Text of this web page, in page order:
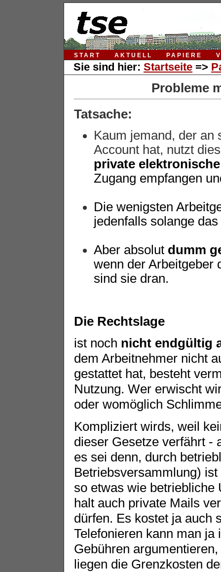
START AKTUELL PAPIERE
Sie sind hier: Startseite =>
Probleme
Tatsache:
Kaum jemand, der an
Account hat, nutzt
private
Zugang empfangen
Die wenigsten
jedenfalls solange
Aber absolut dumm
wenn der Arbeitgeber
sind sie dran.
Die Rechtslage
ist noch nicht endgültig
dem Arbeitnehmer nicht
gestattet hat, besteht
Nutzung. Wer erwischt
oder womöglich
Kompliziert wirds, weil
dieser Gesetze verfährt -
es sei denn, durch
Betriebsversammlung)
so etwas wie betriebliche
halt auch private Mails
dürfen. Es kostet ja auch
Telefonieren kann man
Gebühren
liegen die Grenzkosten